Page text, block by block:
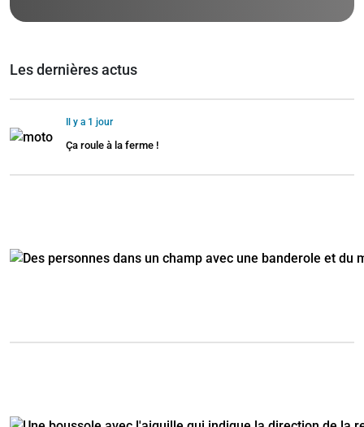
Les dernières actus
Il y a 1 jour
Ça roule à la ferme !